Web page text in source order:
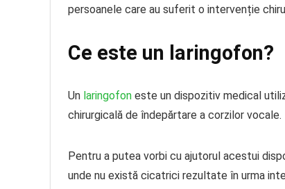
persoanele care au suferit o intervenție
Ce este un laringofon?
Un laringofon este un dispozitiv medical
chirurgicală de îndepărtare a corzilor vocale.
Pentru a putea vorbi cu ajutorul acestui
unde nu există cicatrici rezultate în urma